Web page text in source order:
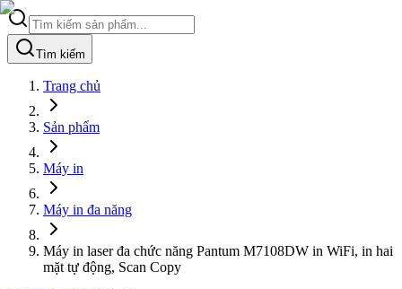
Tìm kiếm
Trang chủ
Sản phẩm
Máy in
Máy in đa năng
Máy in laser đa chức năng Pantum M7108DW in WiFi, in hai
mặt tự động, Scan Copy